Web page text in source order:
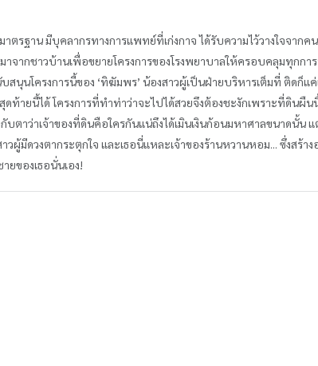
ตรฐาน มีบุคลากรทางการแพทย์ที่เก่งกาจ ได้รับความไว้วางใจจาก
จากชาวบ้านเพื่อขยายโครงการของโรงพยาบาลให้ครอบคลุมทุกกา
นุนโครงการนี้ของ ‘ทิฆัมพร’ น้องสาวผู้เป็นฝ่ายบริหารเต็มที่ ติดก็แค่
ท้ายนี้ได้ โครงการที่ทำท่าว่าจะไปได้สวยจึงต้องชะงักเพราะที่ดินผืน
บตาว่าเจ้าของที่ดินคือใครกันแน่ถึงได้เมินเงินก้อนมหาศาลขนาดนั้น
วผู้มีดวงตากระตุกใจ และเธอนี่แหละเจ้าของร้านหวานหอม... ซึ่งสร้
ยของเธอนั่นเอง!